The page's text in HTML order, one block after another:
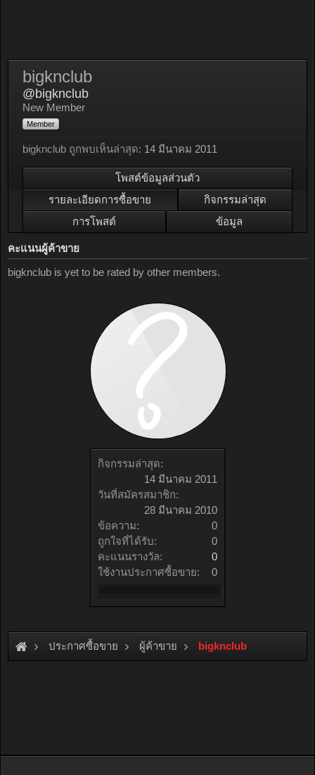
กิจกรรมล่าสุด:
14 มีนาคม 2011
วันที่สมัครสมาชิก:
28 มีนาคม 2010
ข้อความ:
0
ถูกใจที่ได้รับ:
0
คะแนนรางวัล:
0
ใช้งานประกาศซื้อขาย:
0
bigknclub
@bigknclub
New Member
Member
bigknclub ถูกพบเห็นล่าสุด: 14 มีนาคม 2011
โพสต์ข้อมูลส่วนตัว
รายละเอียดการซื้อขาย
กิจกรรมล่าสุด
การโพสต์
ข้อมูล
คะแนนผู้ค้าขาย
bigknclub is yet to be rated by other members.
ประกาศซื้อขาย ผู้ค้าขาย bigknclub